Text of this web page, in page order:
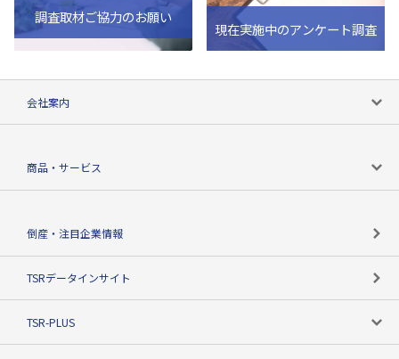
調査取材ご協力のお願い
現在実施中のアンケート調査
会社案内
商品・サービス
倒産・注目企業情報
TSRデータインサイト
TSR-PLUS